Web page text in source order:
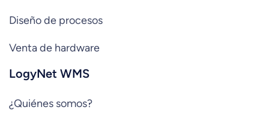
Diseño de procesos
Venta de hardware
LogyNet WMS
¿Quiénes somos?